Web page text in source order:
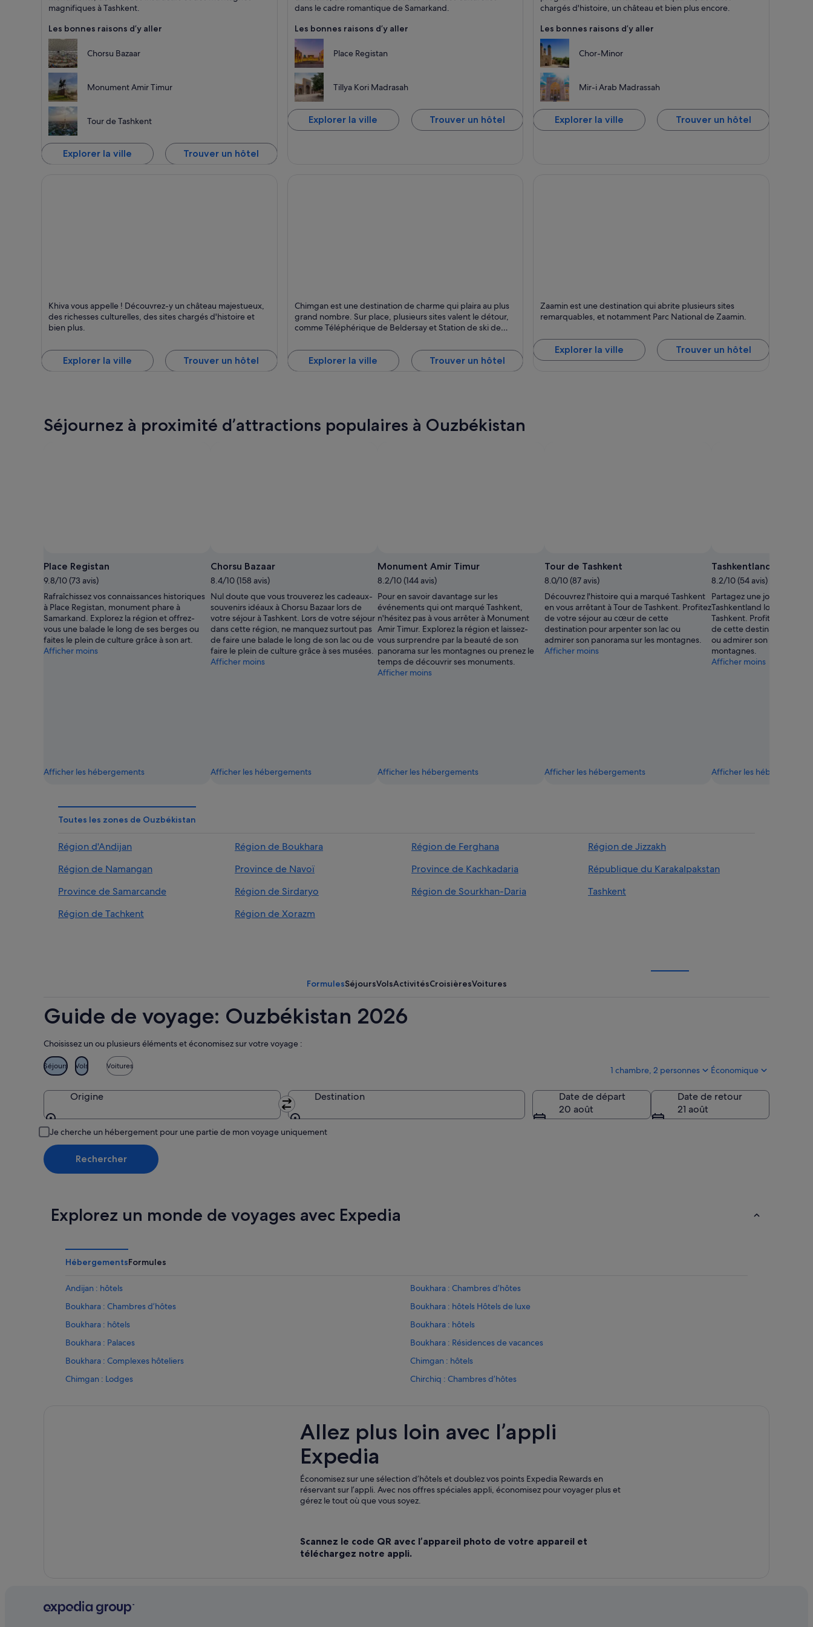
magnifiques à Tashkent.
Les bonnes raisons d’y aller
Chorsu Bazaar
Monument Amir Timur
Tour de Tashkent
Explorer la ville Trouver un hôtel
dans le cadre romantique de Samarkand.
Les bonnes raisons d’y aller
Place Registan
Tillya Kori Madrasah
Explorer la ville Trouver un hôtel
chargés d'histoire, un château et bien plus encore.
Les bonnes raisons d’y aller
Chor-Minor
Mir-i Arab Madrassah
Explorer la ville Trouver un hôtel
Château, Culture et Fleurs
Khiva vous appelle ! Découvrez-y un château majestueux,
des richesses culturelles, des sites chargés d'histoire et
bien plus.
Explorer la ville Trouver un hôtel
Chimgan est une destination de charme qui plaira au plus
grand nombre. Sur place, plusieurs sites valent le détour,
comme Téléphérique de Beldersay et Station de ski de
Explorer la ville Trouver un hôtel
Zaamin est une destination qui abrite plusieurs sites
remarquables, et notamment Parc National de Zaamin.
Explorer la ville Trouver un hôtel
Séjournez à proximité d’attractions populaires à Ouzbékistan
Place Registan
9.8/10 (73 avis)
Rafraîchissez vos connaissances historiques
à Place Registan, monument phare à
Samarkand. Explorez la région et offrez-
vous une balade le long de ses berges ou
faites le plein de culture grâce à son art.
Afficher moins
Afficher les hébergements
Chorsu Bazaar
8.4/10 (158 avis)
Nul doute que vous trouverez les cadeaux-
souvenirs idéaux à Chorsu Bazaar lors de
votre séjour à Tashkent. Lors de votre séjour
dans cette région, ne manquez surtout pas
de faire une balade le long de son lac ou de
faire le plein de culture grâce à ses musées.
Afficher moins
Afficher les hébergements
Monument Amir Timur
8.2/10 (144 avis)
Pour en savoir davantage sur les
événements qui ont marqué Tashkent,
n'hésitez pas à vous arrêter à Monument
Amir Timur. Explorez la région et laissez-
vous surprendre par la beauté de son
panorama sur les montagnes ou prenez le
temps de découvrir ses monuments.
Afficher moins
Afficher les hébergements
Tour de Tashkent
8.0/10 (87 avis)
Découvrez l'histoire qui a marqué Tashkent
en vous arrêtant à Tour de Tashkent. Profitez
de votre séjour au cœur de cette
destination pour arpenter son lac ou
admirer son panorama sur les montagnes.
Afficher moins
Afficher les hébergements
Tashkentland
8.2/10 (54 avis)
Partagez une journée de
Tashkentland lors de votre
Tashkent. Profitez de
de cette destination pour
ou admirer son panorama
montagnes.
Afficher moins
Afficher les hébergements
Toutes les zones de Ouzbékistan
Région d'Andijan Région de Boukhara Région de Ferghana
Région de Jizzakh
Région de Namangan
Province de Navoï Province de Kachkadaria
République du Karakalpakstan
Province de Samarcande
Région de Sirdaryo Région de Sourkhan-Daria
Tashkent
Région de Tachkent
Région de Xorazm
FormulesSéjoursVolsActivitésCroisièresVoitures
Guide de voyage: Ouzbékistan 2026
Choisissez un ou plusieurs éléments et économisez sur votre voyage :
Séjours Vols Voitures 1 chambre, 2 personnes Économique
Origine Destination
Date de départ
20 août
Date de retour
21 août
Je cherche un hébergement pour une partie de mon voyage uniquement
Rechercher
Explorez un monde de voyages avec Expedia
HébergementsFormules
Andijan : hôtels
Boukhara : Chambres d’hôtes
Boukhara : Chambres d’hôtes
Boukhara : hôtels Hôtels de luxe
Boukhara : hôtels
Boukhara : hôtels
Boukhara : Palaces
Boukhara : Résidences de vacances
Boukhara : Complexes hôteliers
Chimgan : hôtels
Chimgan : Lodges
Chirchiq : Chambres d’hôtes
Province de Samarcande : hôtels Hôtels avec golf
Khiva : Chambres d’hôtes
Khiva : hôtels Hôtels avec restaurant
Khiva : Palaces
Noukous : hôtels
Province de Samarcande : Maisons de campagne
Allez plus loin avec l’appli
Expedia
Économisez sur une sélection d’hôtels et doublez vos points Expedia Rewards en
réservant sur l’appli. Avec nos offres spéciales appli, économisez pour voyager plus et
gérez le tout où que vous soyez.
Scannez le code QR avec l’appareil photo de votre appareil et
téléchargez notre appli.